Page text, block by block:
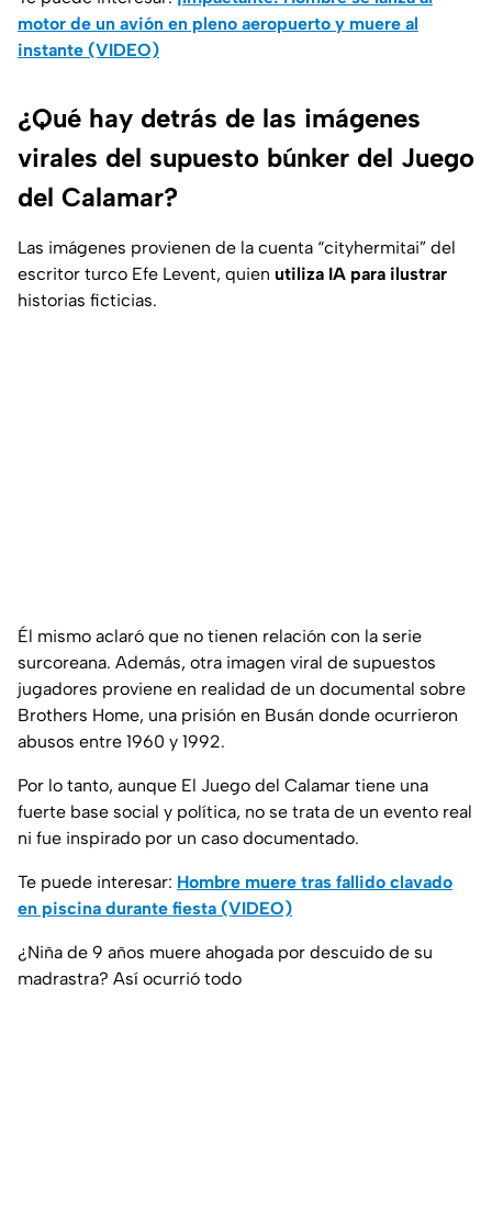
motor de un avión en pleno aeropuerto y muere al
instante (VIDEO)
¿Qué hay detrás de las imágenes
virales del supuesto búnker del Juego
del Calamar?
Las imágenes provienen de la cuenta “cityhermitai” del
escritor turco Efe Levent, quien utiliza IA para ilustrar
historias ficticias.
Él mismo aclaró que no tienen relación con la serie
surcoreana. Además, otra imagen viral de supuestos
jugadores proviene en realidad de un documental sobre
Brothers Home, una prisión en Busán donde ocurrieron
abusos entre 1960 y 1992.
Por lo tanto, aunque El Juego del Calamar tiene una
fuerte base social y política, no se trata de un evento real
ni fue inspirado por un caso documentado.
Te puede interesar: Hombre muere tras fallido clavado
en piscina durante fiesta (VIDEO)
¿Niña de 9 años muere ahogada por descuido de su
madrastra? Así ocurrió todo